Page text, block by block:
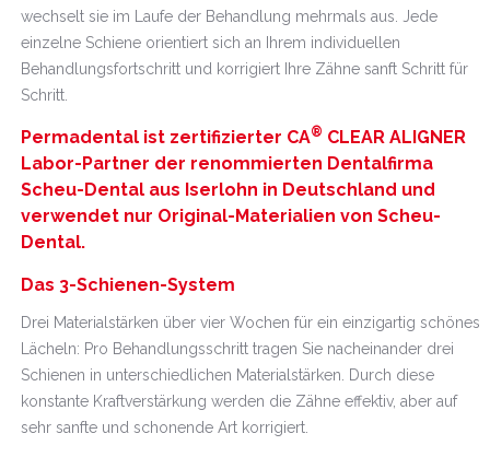
wechselt sie im Laufe der Behandlung mehrmals aus. Jede
einzelne Schiene orientiert sich an Ihrem individuellen
Behandlungsfortschritt und korrigiert Ihre Zähne sanft Schritt für
Schritt.
Permadental ist zertifizierter CA® CLEAR ALIGNER
Labor-Partner der renommierten Dentalfirma
Scheu-Dental aus Iserlohn in Deutschland und
verwendet nur Original-Materialien von Scheu-
Dental.
Das 3-Schienen-System
Drei Materialstärken über vier Wochen für ein einzigartig schönes
Lächeln: Pro Behandlungsschritt tragen Sie nacheinander drei
Schienen in unterschiedlichen Materialstärken. Durch diese
konstante Kraftverstärkung werden die Zähne effektiv, aber auf
sehr sanfte und schonende Art korrigiert.